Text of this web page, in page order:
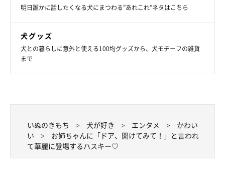
明日誰かに話したくなる犬にまつわる”あれこれ”ネタはこちら
犬グッズ
犬との暮らしに意外と使える100均グッズから、犬モチーフの雑貨
まで
いぬのきもち 犬が好き エンタメ
かわい
い
お姉ちゃんに「ドア、開けてみて！」と言われ
て華麗に登場するハスキー♡